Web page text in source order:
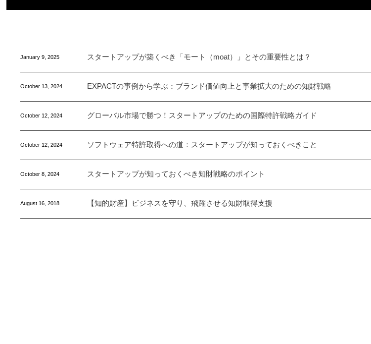
January 9, 2025 スタートアップが築くべき「モート（moat）」とその重要性とは？
October 13, 2024 EXPACTの事例から学ぶ：ブランド価値向上と事業拡大のための知財戦略
October 12, 2024 グローバル市場で勝つ！スタートアップのための国際特許戦略ガイド
October 12, 2024 ソフトウェア特許取得への道：スタートアップが知っておくべきこと
October 8, 2024 スタートアップが知っておくべき知財戦略のポイント
August 16, 2018 【知的財産】ビジネスを守り、飛躍させる知財取得支援